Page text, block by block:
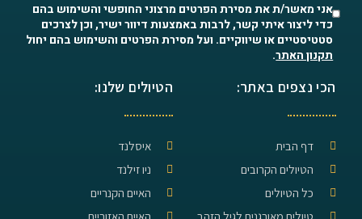
אני מאשר/ת את מסירת הפרטים מרצוני החופשי והשימוש בהם
כדי ליצור איתי קשר, לרבות באמצעות דיוור ישיר, וכן לצרכים
סטטיסטיים או שיווקיים. ועל מסירת הפרטים והשימוש בהם יחול
תקנון האתר.
הכי נצפים באתר:
דף הבית
הטיולים הקרובים
כל הטיולים
הטיולים שלנו:
איסלנד
ניו זילנד
האיים הקנריים